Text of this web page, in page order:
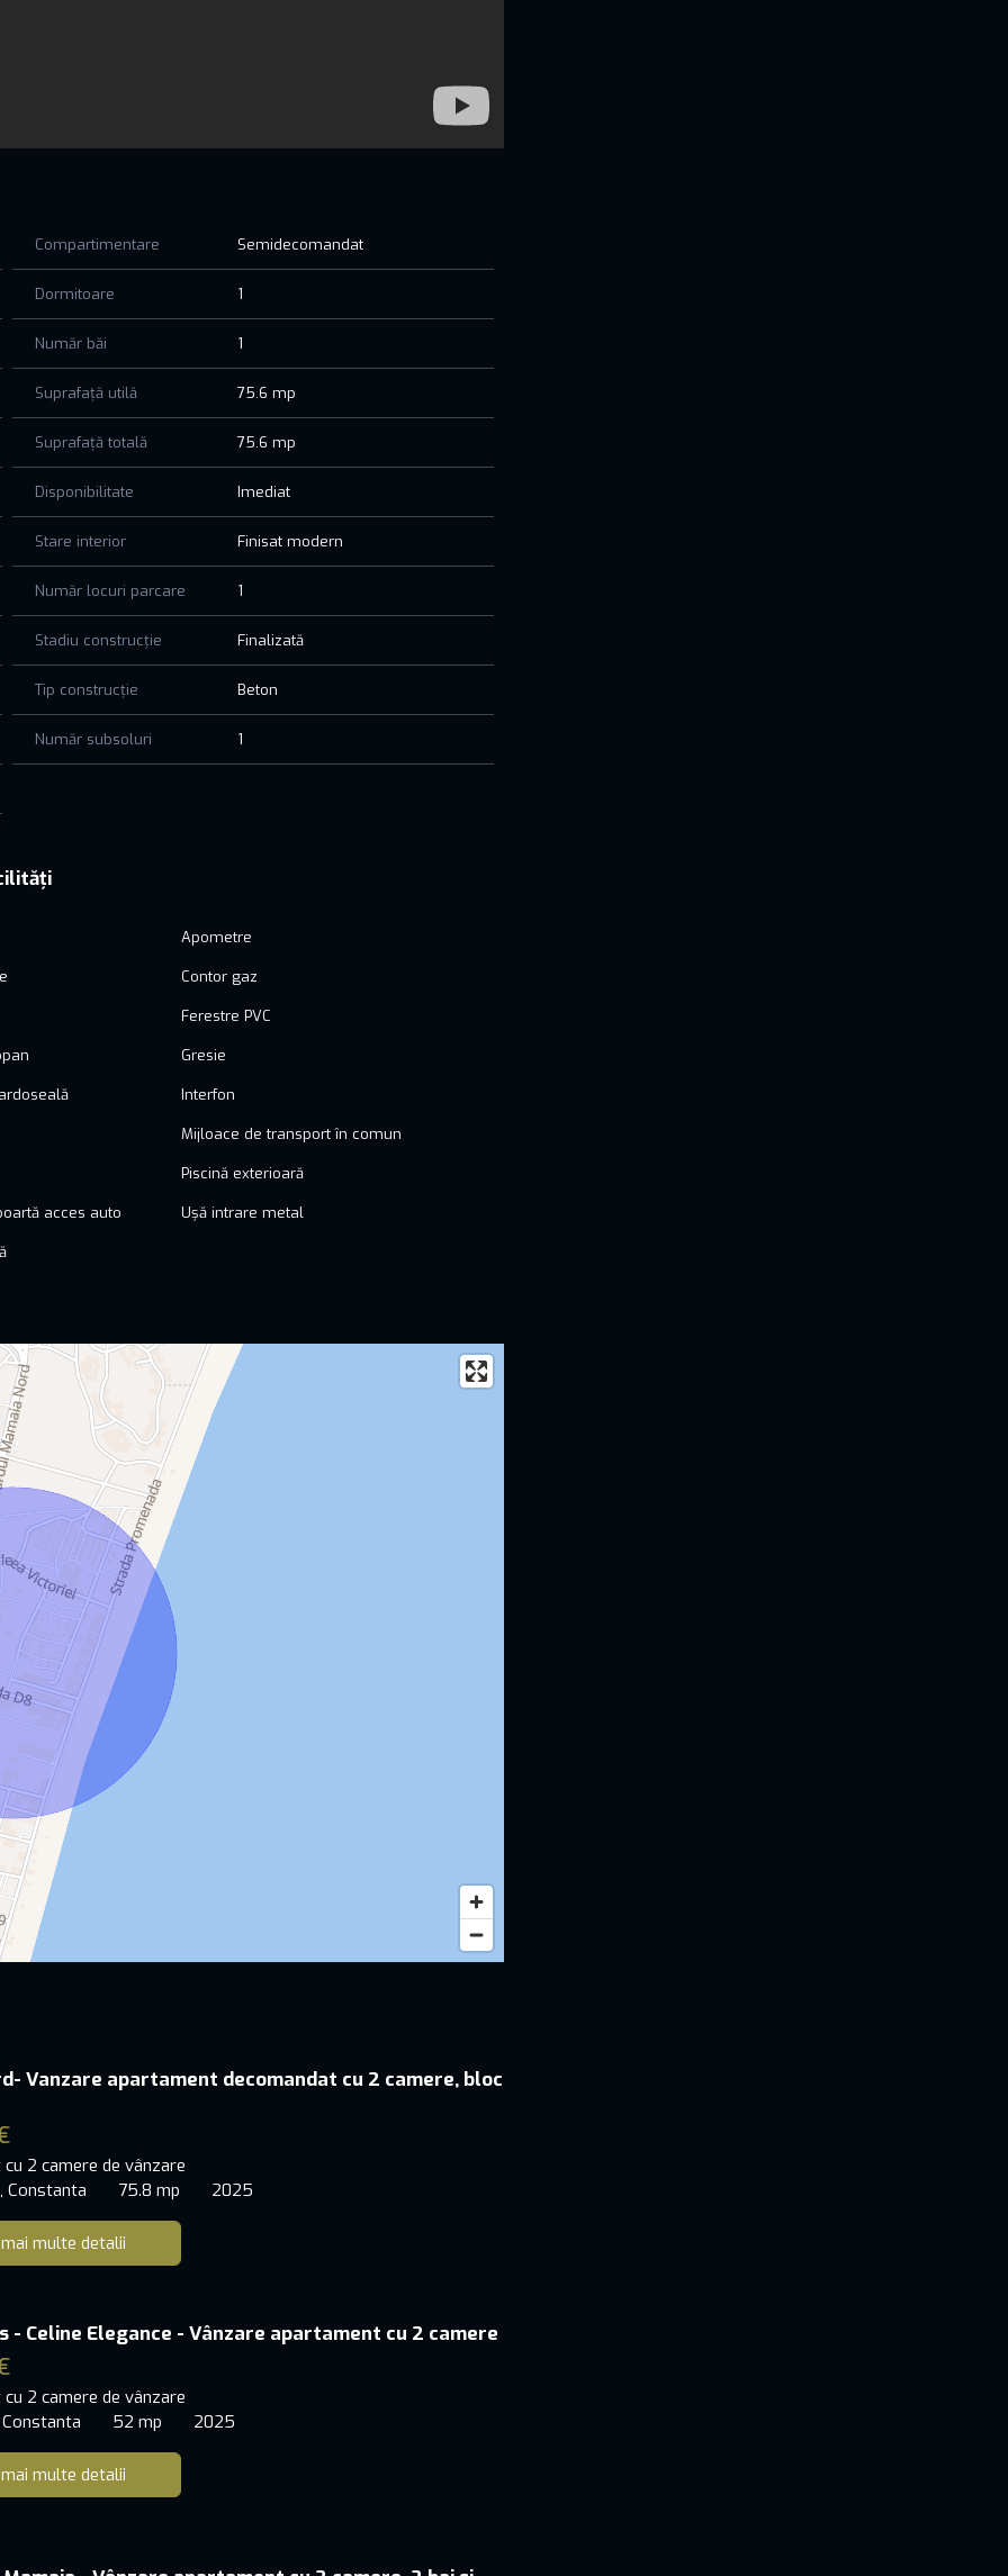
ordine.
de pe litoral, aproape de plajă, restaurante, beach baruri și
vă rugăm să ne contactați.
Compartimentare Semidecomandat
Dormitoare 1
Număr băi 1
Suprafață utilă 75.6 mp
Suprafață totală 75.6 mp
Disponibilitate Imediat
Stare interior Finisat modern
Număr locuri parcare 1
Stadiu construcție Finalizată
Tip construcție Beton
Număr subsoluri 1
Apometre
Contor gaz
Ferestre PVC
Gresie
Interfon
Mijloace de transport în comun
Piscină exterioară
acces auto Ușă intrare metal
Vanzare apartament decomandat cu 2 camere, bloc
2 camere de vânzare
Constanta
75.8 mp 2025
multe detalii
- Celine Elegance - Vânzare apartament cu 2 camere
2 camere de vânzare
52 mp 2025
multe detalii